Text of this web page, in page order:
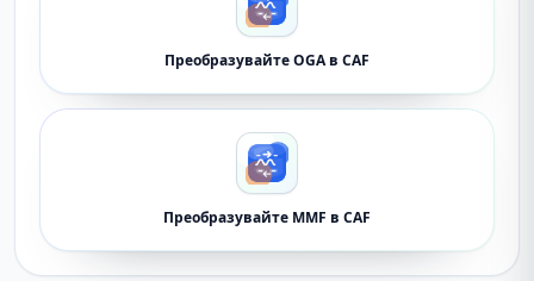
Преобразувайте OGA в CAF
Преобразувайте MMF в CAF